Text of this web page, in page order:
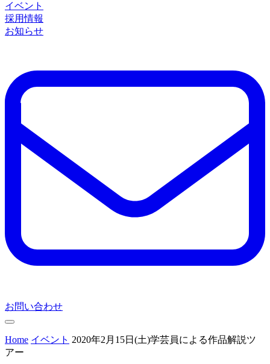
イベント
採用情報
お知らせ
お問い合わせ
Home イベント 2020年2月15日(土)学芸員による作品解説ツ
アー